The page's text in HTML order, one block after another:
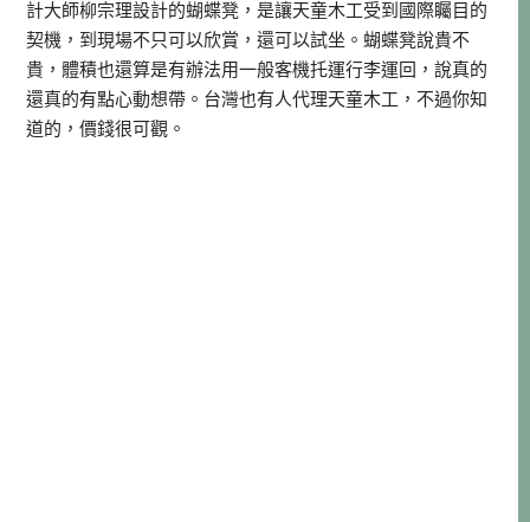
計大師柳宗理設計的蝴蝶凳，是讓天童木工受到國際矚目的
契機，到現場不只可以欣賞，還可以試坐。蝴蝶凳說貴不
貴，體積也還算是有辦法用一般客機托運行李運回，說真的
還真的有點心動想帶。台灣也有人代理天童木工，不過你知
道的，價錢很可觀。